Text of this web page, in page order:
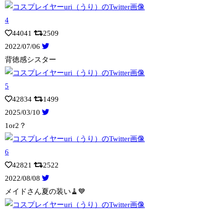
44041
2509
2022/07/06
背徳感シスター
42834
1499
2025/03/10
1or2？
42821
2522
2022/08/08
メイドさん夏の装い🧹💙